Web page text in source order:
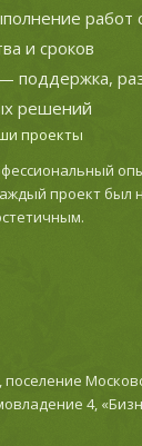
работ
и сроков
поддержка,
решений
проекты
проект был
4,